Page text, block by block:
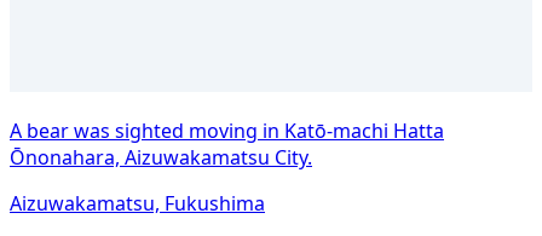
A bear was sighted moving in Katō-machi Hatta
Ōnonahara, Aizuwakamatsu City.
Aizuwakamatsu, Fukushima